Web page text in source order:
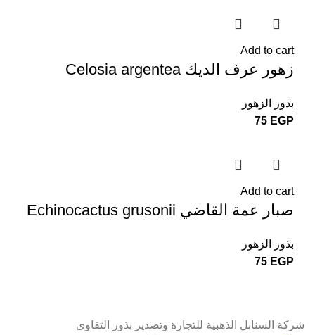
Add to cart
زهور عرف الديك Celosia argentea
بذور الزهور
75 EGP
Add to cart
صبار عمة القاضي Echinocactus grusonii
بذور الزهور
75 EGP
شركة السنابل الذهبية للتجارة وتصدير بذور التقاوى